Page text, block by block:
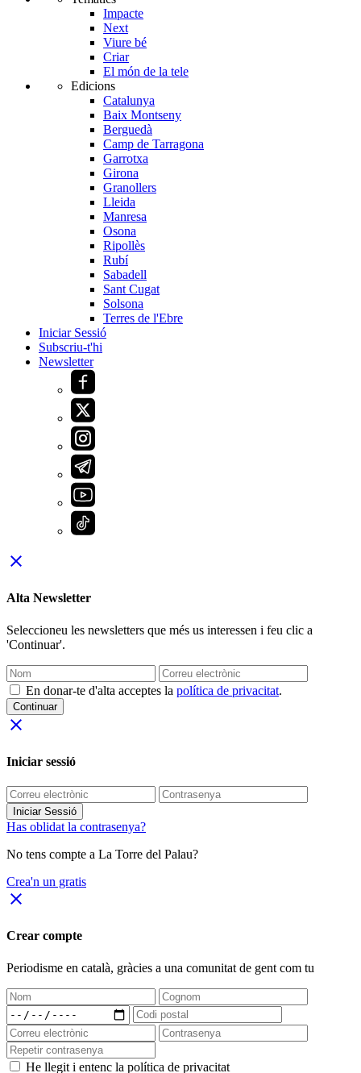
Impacte
Next
Viure bé
Criar
El món de la tele
Edicions
Catalunya
Baix Montseny
Berguedà
Camp de Tarragona
Garrotxa
Girona
Granollers
Lleida
Manresa
Osona
Ripollès
Rubí
Sabadell
Sant Cugat
Solsona
Terres de l'Ebre
Iniciar Sessió
Subscriu-t'hi
Newsletter
close
Alta Newsletter
Seleccioneu les newsletters que més us interessen i feu clic a
'Continuar'.
En donar-te d'alta acceptes la política de privacitat.
Continuar
close
Iniciar sessió
Iniciar Sessió
Has oblidat la contrasenya?
No tens compte a La Torre del Palau?
Crea'n un gratis
close
Crear compte
Periodisme en català, gràcies a una comunitat de gent com tu
He llegit i entenc la política de privacitat